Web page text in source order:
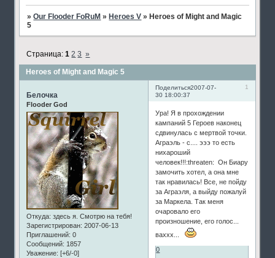
»Our Flooder FoRuM »Heroes V »Heroes of Might and Magic
5
Heroes of Might and Magic 5
Страница:1 2 3 »
Поделиться 1
2007-07-
30 18:00:37
Белочка
Flooder God
Откуда: здесь я. Смотрю на тебя!
Зарегистрирован: 2007-06-13
Приглашений: 0
Сообщений: 1857
Уважение: [+6/-0]
Ура! Я в прохождении
кампаний 5 Героев наконец
сдвинулась с мертвой точки.
Аграэль - с.... эээ то есть
нихароший
человек!!!:threaten: Он Биару
замочить хотел, а она мне
так нравилась! Все, не пойду
за Аграэля, а выйду пожалуй
за Маркела. Так меня
очаровало его
произношение, его голос...
ваххх...
0